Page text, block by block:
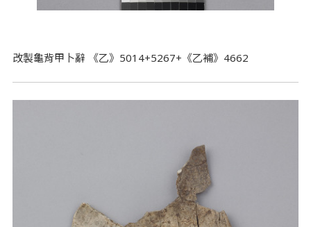
改製龜背甲卜辭 《乙》5014+5267+《乙補》4662